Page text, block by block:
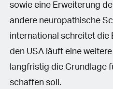
sowie eine Erweiterung
andere neuropathische
international schreitet die
den USA läuft eine
langfristig die Grundlage
schaffen soll.